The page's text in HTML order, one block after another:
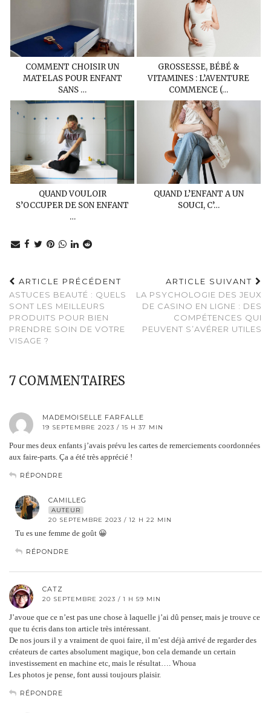
COMMENT CHOISIR UN
MATELAS POUR ENFANT
SANS …
GROSSESSE, BÉBÉ &
VITAMINES : L’AVENTURE
COMMENCE (…
QUAND VOULOIR
S’OCCUPER DE SON ENFANT
…
QUAND L’ENFANT A UN
SOUCI, C’…
ARTICLE PRÉCÉDENT
ASTUCES BEAUTÉ : QUELS
SONT LES MEILLEURS
PRODUITS POUR BIEN
PRENDRE SOIN DE VOTRE
VISAGE ?
ARTICLE SUIVANT
LA PSYCHOLOGIE DES JEUX
DE CASINO EN LIGNE : DES
COMPÉTENCES QUI
PEUVENT S’AVÉRER UTILES
7 COMMENTAIRES
MADEMOISELLE FARFALLE
19 SEPTEMBRE 2023 / 15 H 37 MIN
Pour mes deux enfants j’avais prévu les cartes de remerciements coordonnées
aux faire-parts. Ça a été très apprécié !
RÉPONDRE
CAMILLEG
AUTEUR
20 SEPTEMBRE 2023 / 12 H 22 MIN
Tu es une femme de goût 😀
RÉPONDRE
CATZ
20 SEPTEMBRE 2023 / 1 H 59 MIN
J’avoue que ce n’est pas une chose à laquelle j’ai dû penser, mais je trouve ce
que tu écris dans ton article très intéressant.
De nos jours il y a vraiment de quoi faire, il m’est déjà arrivé de regarder des
créateurs de cartes absolument magique, bon cela demande un certain
investissement en machine etc, mais le résultat…. Whoua
Les photos je pense, font aussi toujours plaisir.
RÉPONDRE